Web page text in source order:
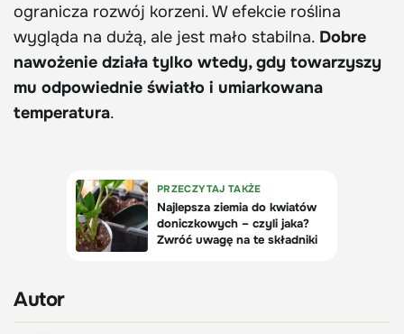
ogranicza rozwój korzeni. W efekcie roślina
wygląda na dużą, ale jest mało stabilna. Dobre
nawożenie działa tylko wtedy, gdy towarzyszy
mu odpowiednie światło i umiarkowana
temperatura.
Autor